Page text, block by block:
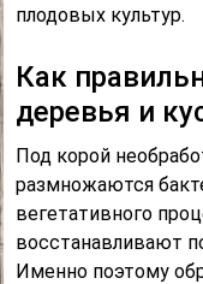
плодовых культур.
Как
деревья и
Под корой
размножаются
вегетативного
восстанавливают
Именно поэтому